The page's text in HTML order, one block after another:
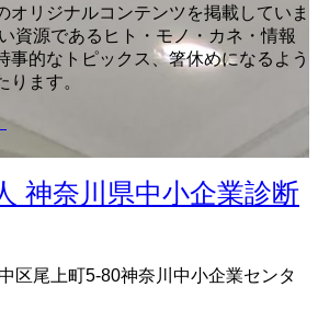
オリジナルコンテンツを掲載していま
資源であるヒト・モノ・カネ・情報
事的なトピックス、箸休めになるよう
ります。
区尾上町5-80神奈川中小企業センタ